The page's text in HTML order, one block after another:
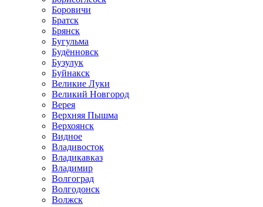
Боровичи
Братск
Брянск
Бугульма
Будённовск
Бузулук
Буйнакск
Великие Луки
Великий Новгород
Верея
Верхняя Пышма
Верхоянск
Видное
Владивосток
Владикавказ
Владимир
Волгоград
Волгодонск
Волжск